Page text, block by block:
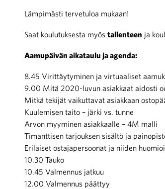
Lämpimästi tervetuloa mukaan!
Saat koulutuksesta myös tallenteen ja
Aamupäivän aikataulu ja agenda:
8.45 Virittäytyminen ja virtuaaliset
9.00 Mitä 2020-luvun asiakkaat aidosti
Mitkä tekijät vaikuttavat asiakkaan
Kuulemisen taito – järki vs. tunne
Arvon myyminen asiakkaalle – 4M malli
Timanttisen tarjouksen sisältö ja
Erilaiset ostajapersoonat ja niiden
10.30 Tauko
10.45 Valmennus jatkuu
12.00 Valmennus päättyy